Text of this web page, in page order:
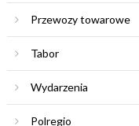
Przewozy towarowe
Tabor
Wydarzenia
Polregio